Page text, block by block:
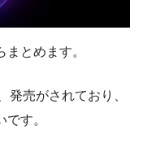
とめます。
発売がされており、
す。